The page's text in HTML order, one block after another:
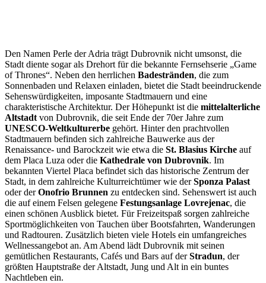
Den Namen Perle der Adria trägt Dubrovnik nicht umsonst, die
Stadt diente sogar als Drehort für die bekannte Fernsehserie „Game
of Thrones“. Neben den herrlichen Badestränden, die zum
Sonnenbaden und Relaxen einladen, bietet die Stadt beeindruckende
Sehenswürdigkeiten, imposante Stadtmauern und eine
charakteristische Architektur. Der Höhepunkt ist die mittelalterliche
Altstadt von Dubrovnik, die seit Ende der 70er Jahre zum
UNESCO-Weltkulturerbe gehört. Hinter den prachtvollen
Stadtmauern befinden sich zahlreiche Bauwerke aus der
Renaissance- und Barockzeit wie etwa die St. Blasius Kirche auf
dem Placa Luza oder die Kathedrale von Dubrovnik. Im
bekannten Viertel Placa befindet sich das historische Zentrum der
Stadt, in dem zahlreiche Kulturreichtümer wie derSponza Palast
oder derOnofrio Brunnen zu entdecken sind. Sehenswert ist auch
die auf einem Felsen gelegene Festungsanlage Lovrejenac, die
einen schönen Ausblick bietet. Für Freizeitspaß sorgen zahlreiche
Sportmöglichkeiten von Tauchen über Bootsfahrten, Wanderungen
und Radtouren. Zusätzlich bieten viele Hotels ein umfangreiches
Wellnessangebot an. Am Abend lädt Dubrovnik mit seinen
gemütlichen Restaurants, Cafés und Bars auf derStradun, der
größten Hauptstraße der Altstadt, Jung und Alt in ein buntes
Nachtleben ein.